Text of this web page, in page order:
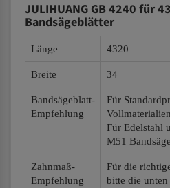
JULIHUANG GB 4240 für
Bandsägeblätter
Länge 4320
Breite 34
Bandsägeblatt-
Empfehlung
Für
Für Edelstahl
M51
Zahnmaß-
Empfehlung
Für die
bitte die